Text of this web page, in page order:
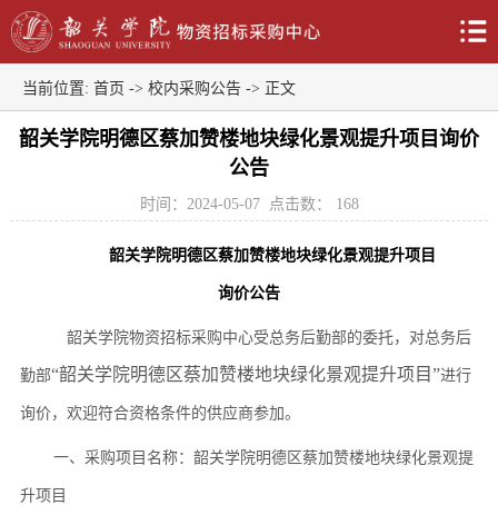
当前位置: 首页 -> 校内采购公告 -> 正文
韶关学院明德区蔡加赞楼地块绿化景观提升项目询价
公告
时间：2024-05-07 点击数： 168
韶关学院明德区蔡加赞楼地块绿化景观提升项目
询价公告
韶关学院物资招标采购中心受总务后勤部的委托，对总务后
勤部“韶关学院明德区蔡加赞楼地块绿化景观提升项目”进行
询价，欢迎符合资格条件的供应商参加。
一、 采购项目名称： 韶关学院明德区蔡加赞楼地块绿化景观提
升项目